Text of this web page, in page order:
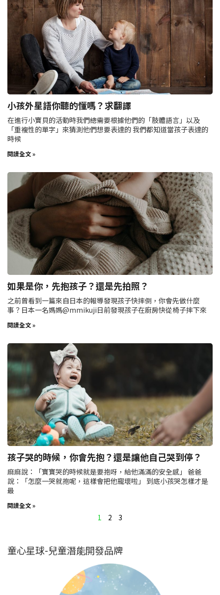
小孩外星語你聽的懂嗎？求翻譯
在進行小寶貝的活動時我們總需要根據他們的「肢體語言」以及
「重複性的單字」來猜測他們想要表達的 我們都知道當孩子表達的
時候
閱讀全文 »
如果是你，先抱孩子？還是先拍照？
之前曾看到一篇來自日本的報導發現孩子快摔倒，你會先做什麼
事？日本一名媽媽@mmikuji日前發現孩子在廚房快從椅子摔下來
閱讀全文 »
孩子哭的時候，你會先抱？還是讓他自己哭到停？
麻麻說：「寶寶哭的時候就是要抱呀，給他滿滿的安全感」 爸爸
說：「怎麼一哭就抱呢，這樣會把他寵壞啦」 到底小孩哭怎樣才是
最
閱讀全文 »
1 2 3
童心星球-兒童潛能開發品牌